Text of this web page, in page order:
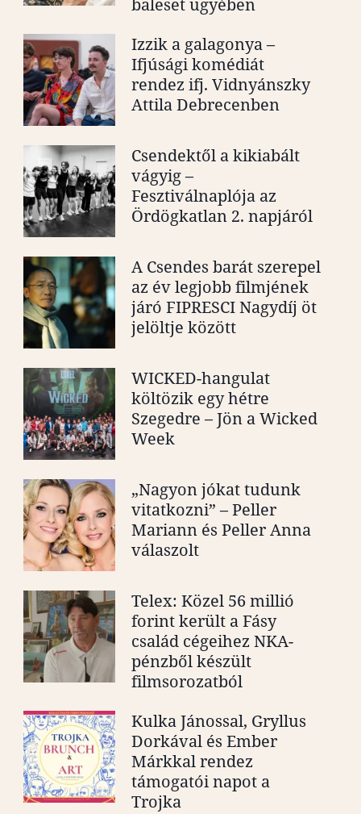
baleset ügyében
Izzik a galagonya –
Ifjúsági komédiát
rendez ifj. Vidnyánszky
Attila Debrecenben
Csendektől a kikiabált
vágyig –
Fesztiválnaplója az
Ördögkatlan 2. napjáról
A Csendes barát szerepel
az év legjobb filmjének
járó FIPRESCI Nagydíj öt
jelöltje között
WICKED-hangulat
költözik egy hétre
Szegedre – Jön a Wicked
Week
„Nagyon jókat tudunk
vitatkozni” – Peller
Mariann és Peller Anna
válaszolt
Telex: Közel 56 millió
forint került a Fásy
család cégeihez NKA-
pénzből készült
filmsorozatból
Kulka Jánossal, Gryllus
Dorkával és Ember
Márkkal rendez
támogatói napot a
Trojka